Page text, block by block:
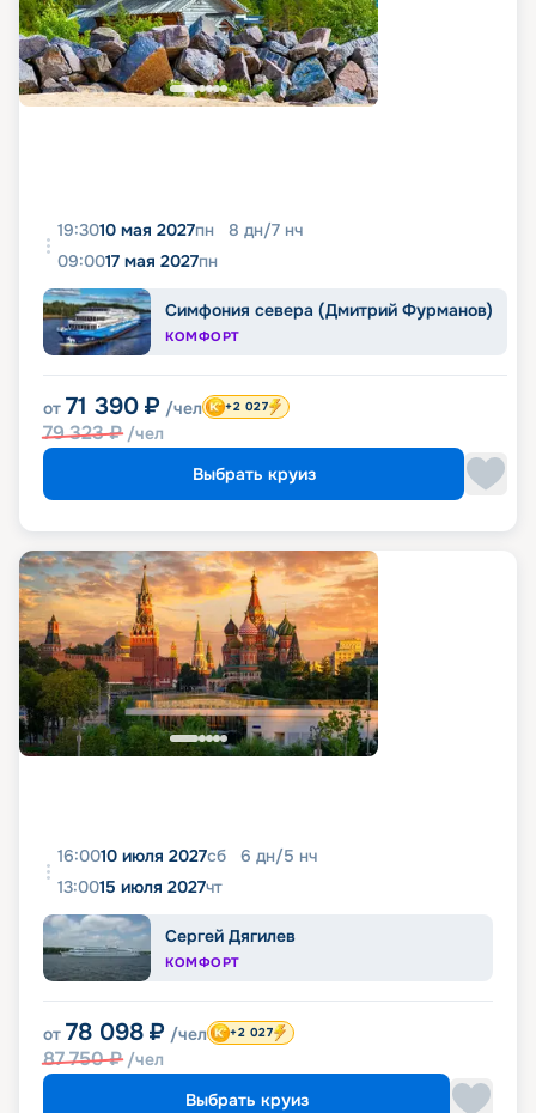
19:3010 мая 2027пн 8 дн/7 нч
09:0017 мая 2027пн
Симфония севера (Дмитрий Фурманов)
КОМФОРТ
от 71 390 ₽ /чел
79 323₽ /чел
+2 027
Выбрать круиз
16:0010 июля 2027сб 6 дн/5 нч
13:0015 июля 2027чт
Сергей Дягилев
КОМФОРТ
от 78 098 ₽ /чел
87 750₽ /чел
+2 027
Выбрать круиз